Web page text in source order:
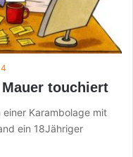
touchiert
einer Karambolage mit
ein 18Jähriger